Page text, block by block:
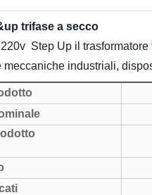
trifase a secco
Step Up il
industriali,